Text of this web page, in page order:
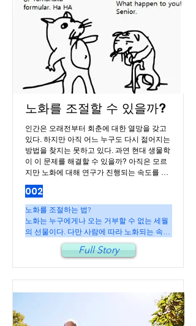
노화를 조절할 수 있을까?
인간은 오래전부터 회춘에 대한 열망을 갖고
있다. 하지만 아직 어느 누구도 다시 젊어지는
방법을 찾지는 못하고 있다. 과연 현대 생물학
이 이 문제를 해결할 수 있을까? 아직은 모르
지만 노화에 대해 연구가 진행되는 속도를 보
면 불가능하지도 않을 것 같다. 혹시 다시 젊음
을 찾을 수 있는 방법을 찾게 되더라도 얼마나
안전하게 부작용 없이 회춘할수 있을까는 언
제나 문제로 남아 있을 것 같다.
002
노화를 조절하는 법?
노화는 누구에게나 오는 거부할 수 없는 세월
의 선물이다. 다만 사람에 따라 노화되는 속도
와 양상이 다르고 이런 차이가 어디에서 오는
지 노화를 막을 수는 없는지가 항상 관심의 대
손상을 주는 효소를 넣어 발현시킬 경우 돌연
변이 발생이 증가하지 않았음에도 노화가 빠
른 속도로 진행되었음을 알 수 있었다. 이 효소
Full Story